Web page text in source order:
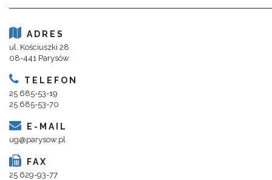
ADRES
ul. Kościuszki 28
08-441 Parysów
TELEFON
25 685-53-19
25 685-53-70
E-MAIL
ug@parysow.pl
FAX
25 629-93-77